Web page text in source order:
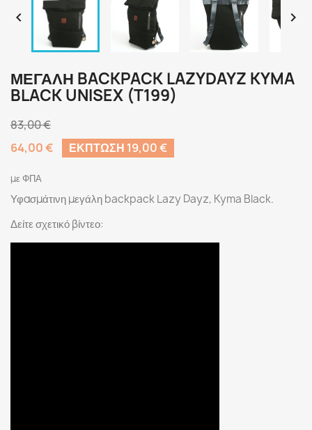
 
ΜΕΓΆΛΗ BACKPACK LAZYDAYZ KYMA
BLACK UNISEX (T199)
83,00 €
64,00 €
ΈΚΠΤΩΣΗ 19,00 €
με ΦΠΑ
Υφασμάτινη μεγάλη backpack Lazy Dayz, Kyma Black.
Δείτε σχετικό βίντεο: